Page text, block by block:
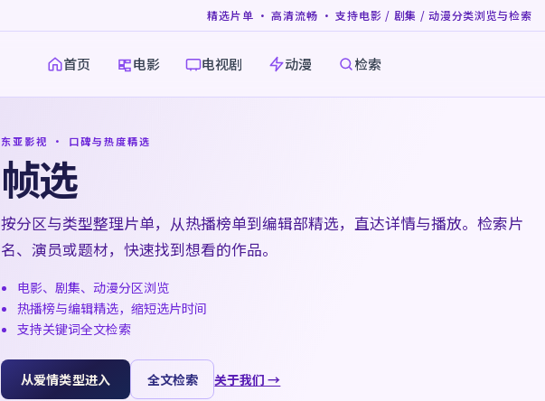
精选片单 · 高清流畅 · 支持电影 / 剧集 / 动漫分类浏览与检索
首页 电影 电视剧 动漫 检索
东亚影视 · 口碑与热度精选
帧选
按分区与类型整理片单，从热播榜单到编辑部精选，直达详情与播放。检索片
名、演员或题材，快速找到想看的作品。
电影、剧集、动漫分区浏览
热播榜与编辑精选，缩短选片时间
支持关键词全文检索
从爱情类型进入 全文检索 关于我们 →